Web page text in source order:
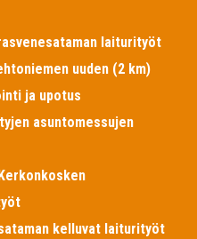
laiturityöt
uuden (2 km)
ja upotus
asuntomessujen
kelluvat laiturityöt